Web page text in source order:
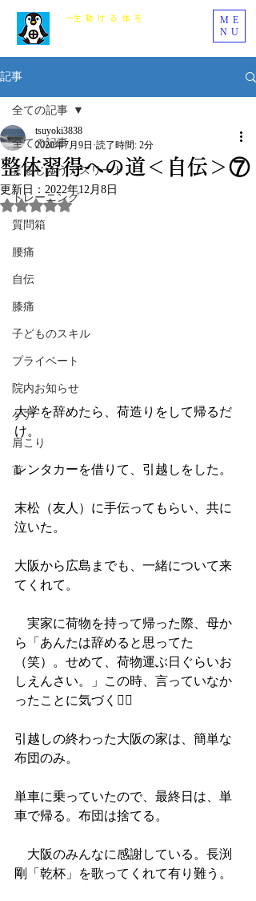
​一生動ける体を
ME
NU
記事
全ての記事
まるじゅうアスリート
トレーニング
質問箱
腰痛
自伝
膝痛
子どものスキル
プライベート
院内お知らせ
ケア
肩こり
首
全ての記事
整体習得への道＜自伝＞⑦
tsuyoki3838
2020年7月9日 読了時間: 2分
更新日： 2022年12月8日
5つ星のうちNaNと評価されています。
大学を辞めたら、荷造りをして帰るだ
け。
レンタカーを借りて、引越しをした。
末松（友人）に手伝ってもらい、共に
泣いた。
大阪から広島までも、一緒について来
てくれて。
実家に荷物を持って帰った際、母か
ら「あんたは辞めると思ってた
（笑）。せめて、荷物運ぶ日ぐらいお
しえんさい。」この時、言っていなか
ったことに気づく🙇‍♂️
引越しの終わった大阪の家は、簡単な
布団のみ。
単車に乗っていたので、最終日は、単
車で帰る。布団は捨てる。
大阪のみんなに感謝している。長渕
剛「乾杯」を歌ってくれて有り難う。